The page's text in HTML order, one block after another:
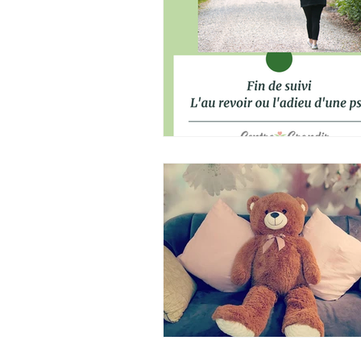
Grossesse parentalité
Traumatisme Anxiété
TOC TDAH dys
HP trouble du
الوسواس القهري deuil